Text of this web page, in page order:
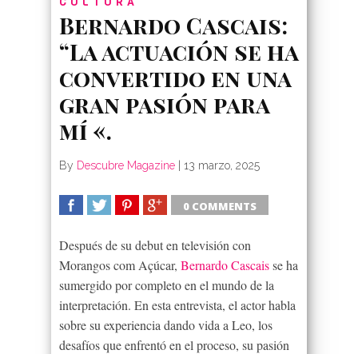
Bernardo Cascais:
“La actuación se ha
convertido en una
gran pasión para
mí «.
By Descubre Magazine 13 marzo, 2025
0 COMMENTS
Después de su debut en televisión con
Morangos com Açúcar, Bernardo Cascaisse ha
sumergido por completo en el mundo de la
interpretación. En esta entrevista, el actor habla
sobre su experiencia dando vida a Leo, los
desafíos que enfrentó en el proceso, su pasión